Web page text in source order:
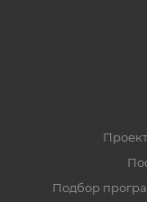
Подбор